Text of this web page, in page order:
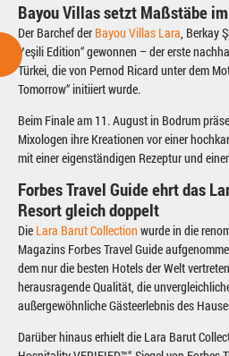
Bayou Villas setzt Maßstäbe
Der Barchef der Bayou Villas Lara, Berkay
Yeşili Edition“ gewonnen – der erste
Türkei, die von Pernod Ricard unter dem
Tomorrow“ initiiert wurde.
Beim Finale am 11. August in Bodrum
Mixologen ihre Kreationen vor einer
mit einer eigenständigen Rezeptur und
Forbes Travel Guide ehrt das
Resort gleich doppelt
Die Lara Barut Collection wurde in die
Magazins Forbes Travel Guide
dem nur die besten Hotels der Welt
herausragende Qualität, die
außergewöhnliche Gästeerlebnis des
Darüber hinaus erhielt die Lara Barut